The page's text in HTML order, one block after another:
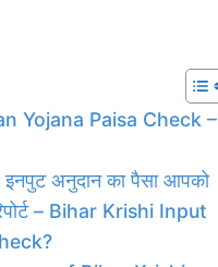
Yojana Paisa Check –
अनुदान का पैसा आपको
– Bihar Krishi Input